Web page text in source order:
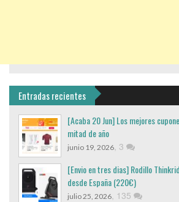
Entradas recientes
[Acaba 20 Jun] Los mejores
mitad de año
junio 19, 2026, 3
[Envio en tres dias] Rodillo
desde España (220€)
julio 25, 2026, 135